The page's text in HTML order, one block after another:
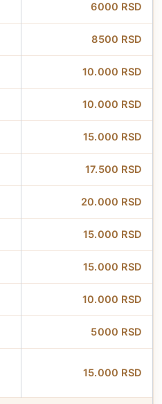
6000 RSD
8500 RSD
10.000 RSD
10.000 RSD
15.000 RSD
17.500 RSD
20.000 RSD
15.000 RSD
15.000 RSD
10.000 RSD
5000 RSD
15.000 RSD